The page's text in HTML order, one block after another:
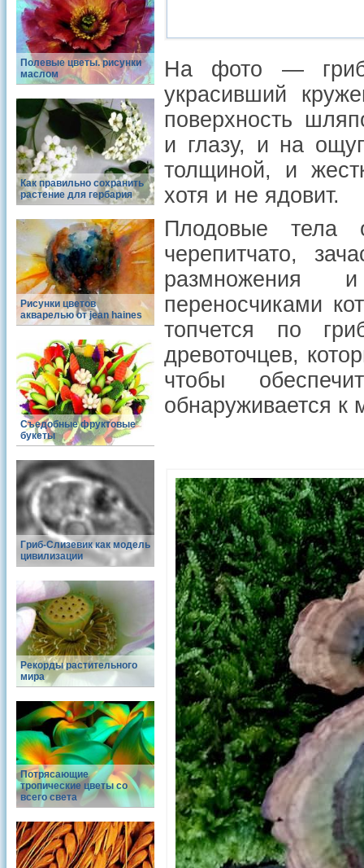
Полевые цветы. рисунки
маслом
Как правильно сохранить
растение для гербария
Рисунки цветов
акварелью от jean haines
Съедобные фруктовые
букеты
Гриб-Слизевик как модель
цивилизации
Рекорды растительного
мира
Потрясающие
тропические цветы со
всего света
На фото —
украсивший
поверхность
и глазу, и на
толщиной, и
хотя и не ядовит.
Плодовые тела
черепитчато,
размножения
переносчиками
топчется по
древоточцев,
чтобы
обнаруживается к